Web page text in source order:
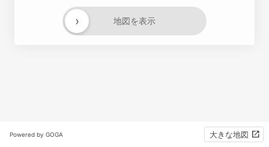
地図を表示
›
Powered by GOGA 大きな地図